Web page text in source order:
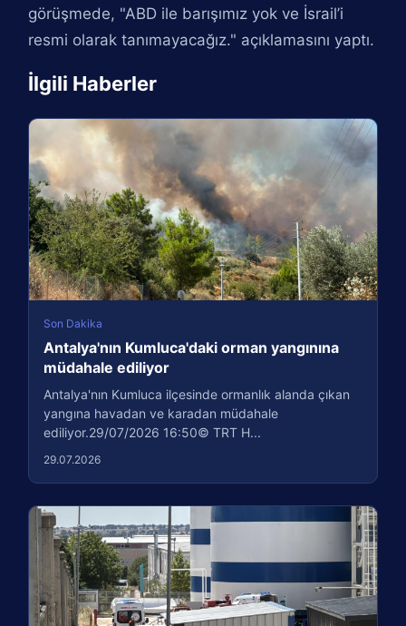
görüşmede, "ABD ile barışımız yok ve İsrail’i
resmi olarak tanımayacağız." açıklamasını yaptı.
İlgili Haberler
Son Dakika
Antalya'nın Kumluca'daki orman yangınına
müdahale ediliyor
Antalya'nın Kumluca ilçesinde ormanlık alanda çıkan
yangına havadan ve karadan müdahale
ediliyor.29/07/2026 16:50© TRT H...
29.07.2026